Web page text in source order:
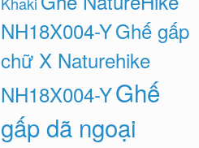
NH18X004-YGhế gấp
chữ X Naturehike
NH18X004-YGhế
gấp dã ngoại